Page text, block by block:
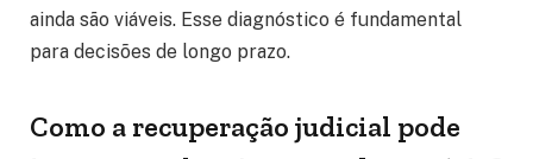
ainda são viáveis. Esse diagnóstico é fundamental
para decisões de longo prazo.
Como a recuperação judicial pode